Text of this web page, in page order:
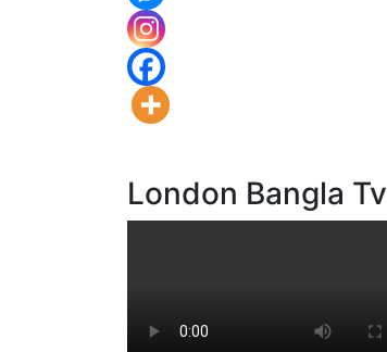
London Bangla Tv